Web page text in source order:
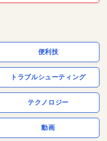
便利技
トラブルシューティング
テクノロジー
動画